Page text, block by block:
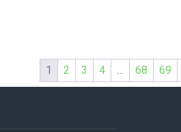
1 2 3 4 … 68 69